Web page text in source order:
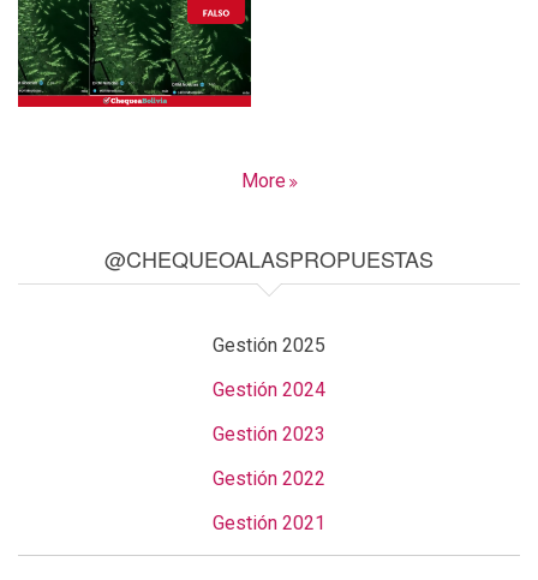
More
@CHEQUEOALASPROPUESTAS
Gestión 2025
Gestión 2024
Gestión 2023
Gestión 2022
Gestión 2021